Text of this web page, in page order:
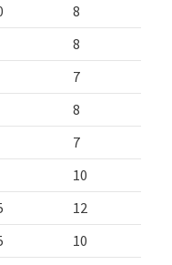
8
8
7
8
7
10
12
10